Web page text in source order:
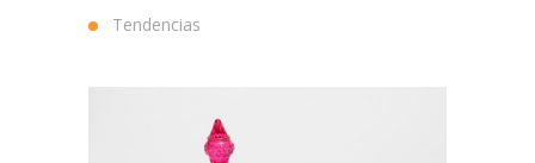
Tendencias